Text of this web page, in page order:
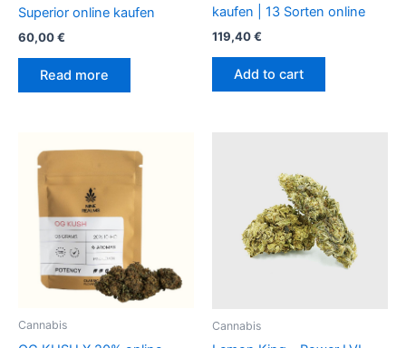
Superior online kaufen
60,00€
Read more
kaufen | 13 Sorten online
119,40€
Add to cart
Cannabis Cannabis